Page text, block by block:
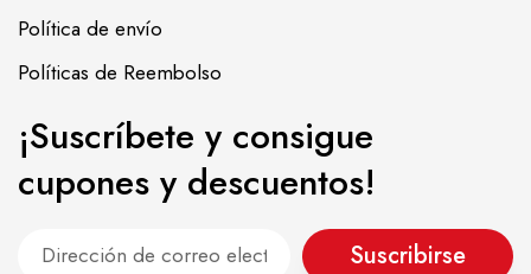
Política de envío
Políticas de Reembolso
¡Suscríbete y consigue
cupones y descuentos!
Suscribirse